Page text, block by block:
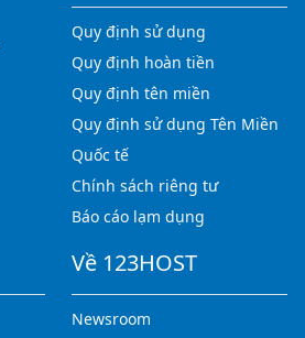
Quy định sử dụng
Quy định hoàn tiền
Quy định tên miền
Quy định sử dụng Tên Miền
Quốc tế
Chính sách riêng tư
Báo cáo lạm dụng
Về 123HOST
Newsroom